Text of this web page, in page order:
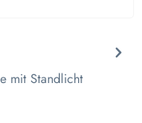
mit Standlicht